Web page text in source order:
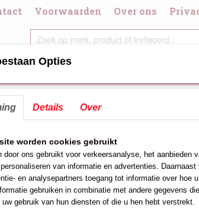
Voorwaarden Over ons
er zich in deze categorie
u het later nog eens!
Opties
Details Over
worden cookies gebruikt
door ons gebruikt voor verkeersanalyse, het aanbieden
van informatie en advertenties.
en analysepartners toegang tot informatie over hoe
gebruiken in combinatie met andere gegevens
uw gebruik van hun diensten of die u hen hebt verstrekt.